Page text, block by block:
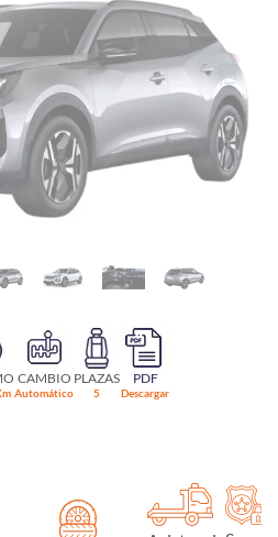
CAMBIO
Automático
PLAZAS
5
PDF
Descargar